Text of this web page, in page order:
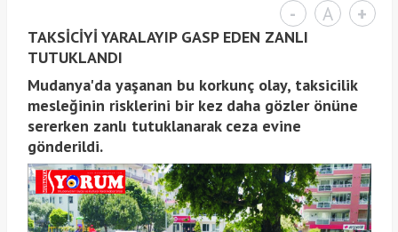
- A +
TAKSİCİYİ YARALAYIP GASP EDEN ZANLI
TUTUKLANDI
Mudanya'da yaşanan bu korkunç olay, taksicilik
mesleğinin risklerini bir kez daha gözler önüne
sererken zanlı tutuklanarak ceza evine
gönderildi.